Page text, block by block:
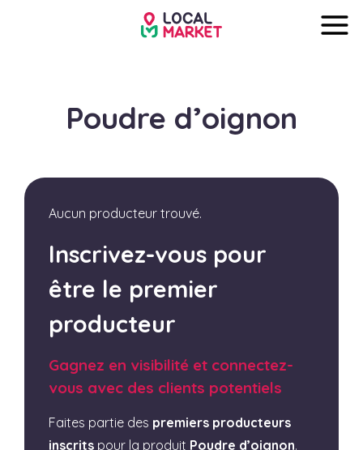
Poudre d’oignon
Aucun producteur trouvé.
Inscrivez-vous pour
être le premier
producteur
Gagnez en visibilité et connectez-
vous avec des clients potentiels
Faites partie des premiers producteurs
inscrits pour la produit Poudre d’oignon.